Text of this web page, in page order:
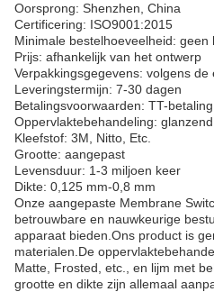
Oorsprong: Shenzhen, China
Certificering: ISO9001:2015
Minimale bestelhoeveelheid: geen
Prijs: afhankelijk van het ontwerp
Verpakkingsgegevens: volgens de
Leveringstermijn: 7-30 dagen
Betalingsvoorwaarden: TT-betaling
Oppervlaktebehandeling:
Kleefstof: 3M, Nitto, Etc.
Grootte: aangepast
Levensduur: 1-3 miljoen keer
Dikte: 0,125 mm-0,8 mm
Onze aangepaste Membrane
betrouwbare en nauwkeurige
apparaat bieden.Ons product is
materialen.De
Matte, Frosted, etc., en lijm met
grootte en dikte zijn allemaal